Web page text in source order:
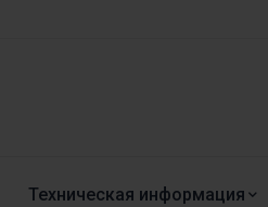
Техническая информация